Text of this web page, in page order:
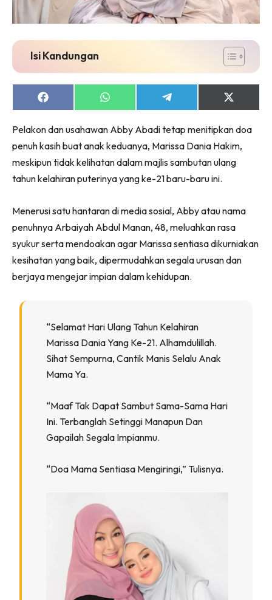
Isi Kandungan
Share
on
Share
on
Share
on
Share
on
(Twitter)
Pelakon dan usahawan Abby Abadi tetap menitipkan doa
penuh kasih buat anak keduanya, Marissa Dania Hakim,
meskipun tidak kelihatan dalam majlis sambutan ulang
tahun kelahiran puterinya yang ke-21 baru-baru ini.
Menerusi satu hantaran di media sosial, Abby atau nama
penuhnya Arbaiyah Abdul Manan, 48, meluahkan rasa
syukur serta mendoakan agar Marissa sentiasa dikurniakan
kesihatan yang baik, dipermudahkan segala urusan dan
berjaya mengejar impian dalam kehidupan.
“Selamat Hari Ulang Tahun Kelahiran
Marissa Dania Yang Ke-21. Alhamdulillah.
Sihat Sempurna, Cantik Manis Selalu Anak
Mama Ya.
“Maaf Tak Dapat Sambut Sama-Sama Hari
Ini. Terbanglah Setinggi Manapun Dan
Gapailah Segala Impianmu.
“Doa Mama Sentiasa Mengiringi,” Tulisnya.